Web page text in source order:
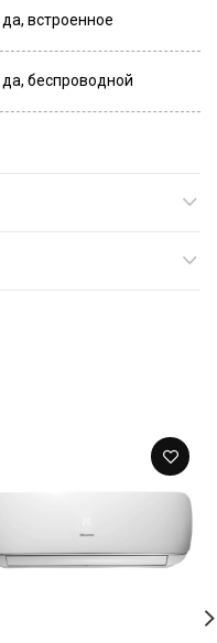
да, встроенное
да, беспроводной